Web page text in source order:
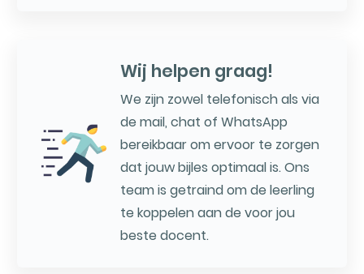
Wij helpen graag!
We zijn zowel telefonisch als via
de mail, chat of WhatsApp
bereikbaar om ervoor te zorgen
dat jouw bijles optimaal is. Ons
team is getraind om de leerling
te koppelen aan de voor jou
beste docent.